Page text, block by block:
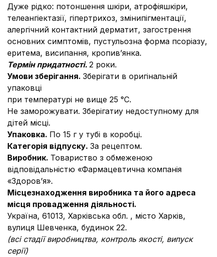
Дуже рідко: потоншення шкіри, атрофіяшкіри,
телеангіектазії, гіпертрихоз, змінипігментації,
алергічний контактний дерматит, загострення
основних симптомів, пустульозна форма псоріазу,
еритема, висипання, кропив’янка.
Термін придатності. 2 роки.
Умови зберігання. Зберігати в оригінальній
упаковці
при температурі не вище 25 °С.
Не заморожувати. Зберігатиу недоступному для
дітей місці.
Упаковка. По 15 г у тубі в коробці.
Категорія відпуску. За рецептом.
Виробник. Товариство з обмеженою
відповідальністю «Фармацевтична компанія
«Здоров’я».
Місцезнаходження виробника та його адреса
місця провадження діяльності.
Україна, 61013, Харківська обл. , місто Харків,
вулиця Шевченка, будинок 22.
(всі стадії виробництва, контроль якості, випуск
серії)